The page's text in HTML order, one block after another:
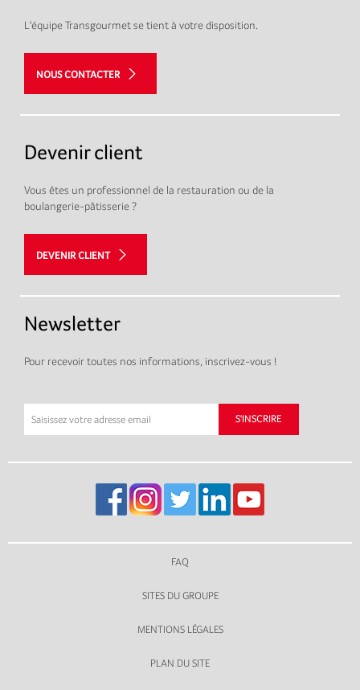
L'équipe Transgourmet se tient à votre disposition.
NOUS CONTACTER
Devenir client
Vous êtes un professionnel de la restauration ou de la
boulangerie-pâtisserie ?
DEVENIR CLIENT
Newsletter
Pour recevoir toutes nos informations, inscrivez-vous !
FAQ
SITES DU GROUPE
MENTIONS LÉGALES
PLAN DU SITE